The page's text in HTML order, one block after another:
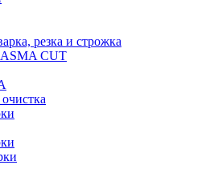
резка и строжка
CUT